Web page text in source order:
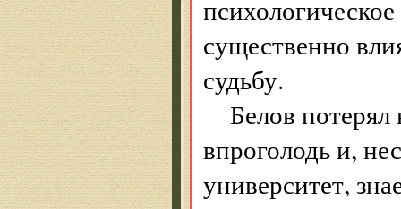
существенно
судьбу.
Белов
впроголодь и,
университет,